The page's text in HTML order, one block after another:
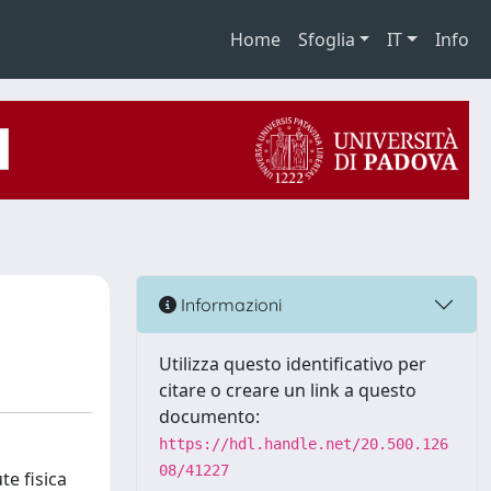
Home Sfoglia IT Info
fisica
Informazioni
Utilizza questo identificativo per
citare o creare un link a questo
documento:
https://hdl.handle.net/20.500.126
08/41227